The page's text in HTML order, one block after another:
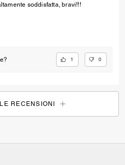
soddisfatta, bravi!!!
1 0
RECENSIONI